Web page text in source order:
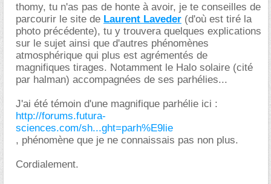
thomy, tu n'as pas de honte à avoir, je te conseilles de
parcourir le site de Laurent Laveder (d'où est tiré la
photo précédente), tu y trouvera quelques explications
sur le sujet ainsi que d'autres phénomènes
atmosphérique qui plus est agrémentés de
magnifiques tirages. Notamment le Halo solaire (cité
par halman) accompagnées de ses parhélies...
J'ai été témoin d'une magnifique parhélie ici :
http://forums.futura-
sciences.com/sh...ght=parh%E9lie
, phénomène que je ne connaissais pas non plus.
Cordialement.